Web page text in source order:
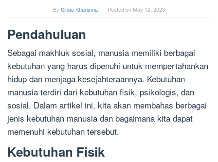
By Sinau Kharisma Posted on May 12, 2023
Pendahuluan
Sebagai makhluk sosial, manusia memiliki berbagai
kebutuhan yang harus dipenuhi untuk mempertahankan
hidup dan menjaga kesejahteraannya. Kebutuhan
manusia terdiri dari kebutuhan fisik, psikologis, dan
sosial. Dalam artikel ini, kita akan membahas berbagai
jenis kebutuhan manusia dan bagaimana kita dapat
memenuhi kebutuhan tersebut.
Kebutuhan Fisik